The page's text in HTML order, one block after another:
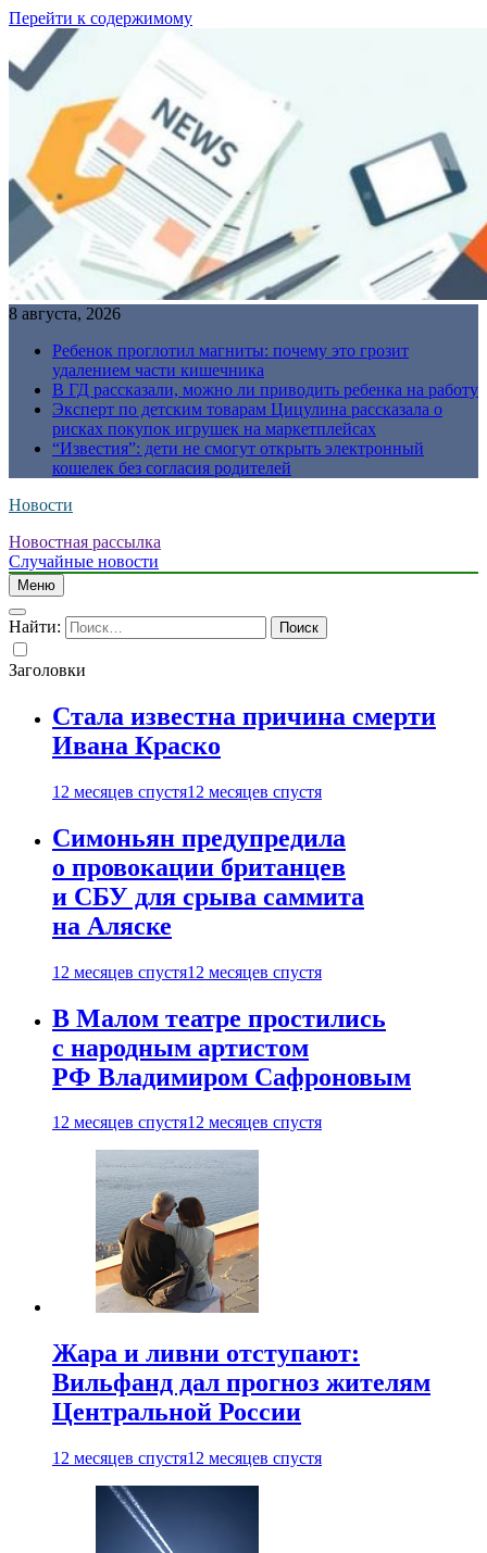
Перейти к содержимому
8 августа, 2026
Ребенок проглотил магниты: почему это грозит
удалением части кишечника
В ГД рассказали, можно ли приводить ребенка на работу
Эксперт по детским товарам Цицулина рассказала о
рисках покупок игрушек на маркетплейсах
“Известия”: дети не смогут открыть электронный
кошелек без согласия родителей
Новости
Новостная рассылка
Случайные новости
Меню
Найти:
Заголовки
Стала известна причина смерти
Ивана Краско
12 месяцев спустя12 месяцев спустя
Симоньян предупредила
о провокации британцев
и СБУ для срыва саммита
на Аляске
12 месяцев спустя12 месяцев спустя
В Малом театре простились
с народным артистом
РФ Владимиром Сафроновым
12 месяцев спустя12 месяцев спустя
Жара и ливни отступают:
Вильфанд дал прогноз жителям
Центральной России
12 месяцев спустя12 месяцев спустя